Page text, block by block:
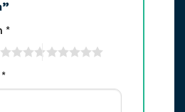
*
*